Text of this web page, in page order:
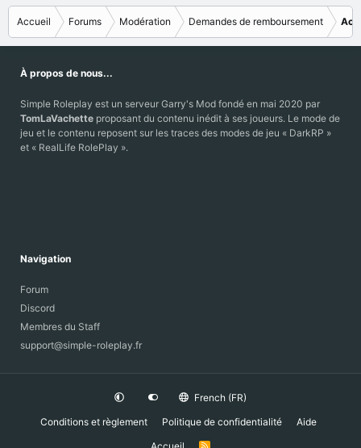
Accueil Forums Modération Demandes de remboursement
À propos de nous...
Simple Roleplay est un serveur Garry's Mod fondé en mai 2020 par
TomLaVachette proposant du contenu inédit à ses joueurs. Le mode de
jeu et le contenu reposent sur les traces des modes de jeu « DarkRP »
et « RealLife RolePlay ».
Navigation
Forum
Discord
Membres du Staff
support@simple-roleplay.fr
French (FR)
Conditions et règlement
Politique de confidentialité
Aide
Accueil
R